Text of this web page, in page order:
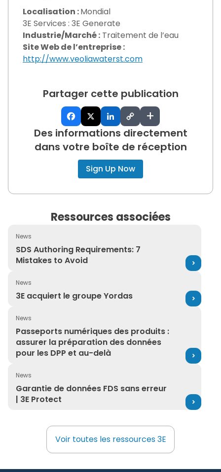
Localisation :Mondial
3E Services : 3E Generate
Industrie/Marché : Traitement de l’eau
Site Web de l’entreprise :
http://www.veoliawaterst.com
Partager cette publication
+
Des informations directement
dans votre boîte de réception
Sign Up Now
Ressources associées
News
SDS Authoring Requirements: 7
Mistakes to Avoid
SDS Authoring Requirements: 7 Mistakes to Avoid
News
3E acquiert le groupe Yordas
3E acquiert le groupe Yordas
News
Passeports numériques des produits :
assurer la préparation des données
pour les DPP et au-delà
Passeports numériques des produits : assurer la
News
Garantie de données FDS sans erreur
| 3E Protect
Garantie de données FDS sans erreur | 3E Protect
Voir toutes les ressources 3E
Voir toutes les ressources 3E